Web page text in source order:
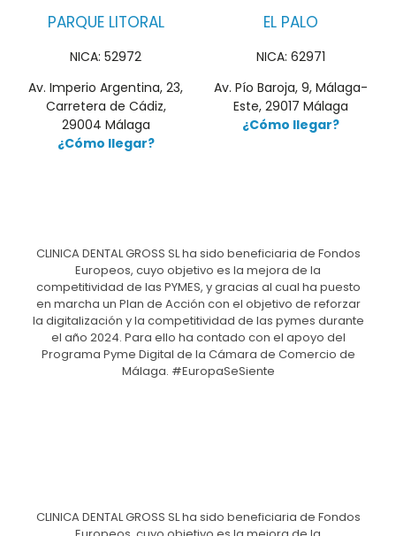
PARQUE LITORAL
NICA: 52972
Av. Imperio Argentina, 23,
Carretera de Cádiz,
29004 Málaga
¿Cómo llegar?
EL PALO
NICA: 62971
Av. Pío Baroja, 9, Málaga-
Este, 29017 Málaga
¿Cómo llegar?
CLINICA DENTAL GROSS SL ha sido beneficiaria de Fondos
Europeos, cuyo objetivo es la mejora de la
competitividad de las PYMES, y gracias al cual ha puesto
en marcha un Plan de Acción con el objetivo de reforzar
la digitalización y la competitividad de las pymes durante
el año 2024. Para ello ha contado con el apoyo del
Programa Pyme Digital de la Cámara de Comercio de
Málaga. #EuropaSeSiente
CLINICA DENTAL GROSS SL ha sido beneficiaria de Fondos